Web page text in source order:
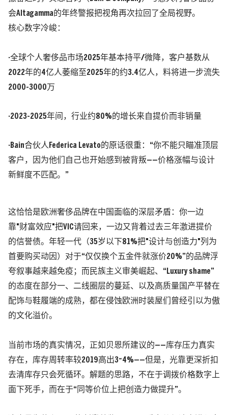
会Altagamma的年终警报把视角再次拉回了全局视野。
核心数字冷峻：
·全球个人奢侈品市场2025年基本持平/微降，客户基数从
2022年的4亿人萎缩至2025年的约3.4亿人，料将进一步流失
2000-3000万
·2023-2025年间，行业约80%的增长来自提价而非销量
·Bain合伙人Federica Levato的原话很重：“你不能只瞄准顶层
客户，因为他们自己也开始感到被背叛——价格涨幅与设计
新鲜度不匹配。”
这恰恰是欧洲奢侈品牌在中国面临的深层矛盾：你一边
靠"财富效应"把VIC请回来，一边又背着过去三年激进提价
的信誉债。年轻一代 （35岁以下81%把"设计与创造力"列为
首要购买动因） 对于“仅仅换个五金件就涨价20%”的品牌浮
夸叙事越来越免疫；而民族主义审美崛起、“Luxury shame”
的态度在部分一、二线圈层的蔓延、以及高质量国产平替在
配饰与鞋履端的成熟，都在侵蚀欧洲时装屋们曾经引以为傲
的文化溢价。
当前市场的真实情况，正如贝恩所建议的——库存压力真实
存在，库存周转率较2019高出3~4%——但是，光靠更深折扣
去清库存只会死循环。解题的思路，不在于调拨价格数字上
面下死手，而在于“同等价位上把创造力做提升”。